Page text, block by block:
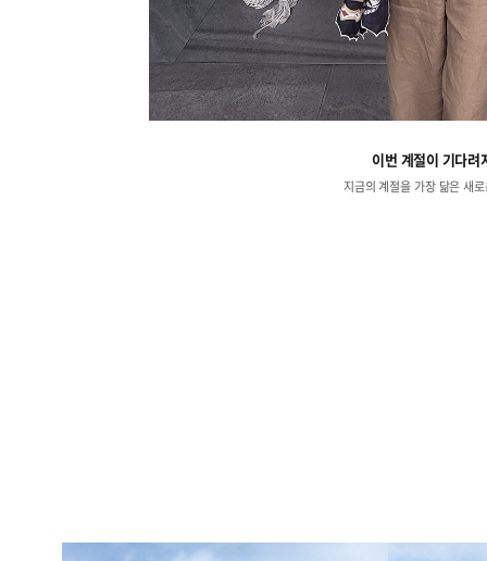
이번 계절이 기다려
지금의 계절을 가장 닮은 새